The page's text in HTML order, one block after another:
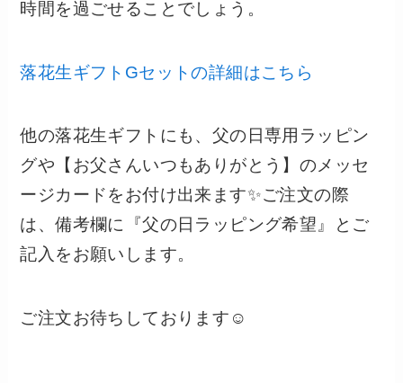
時間を過ごせることでしょう。
落花生ギフトGセットの詳細はこちら
他の落花生ギフトにも、父の日専用ラッピン
グや【お父さんいつもありがとう】のメッセ
ージカードをお付け出来ます✨ご注文の際
は、備考欄に『父の日ラッピング希望』とご
記入をお願いします。
ご注文お待ちしております☺️